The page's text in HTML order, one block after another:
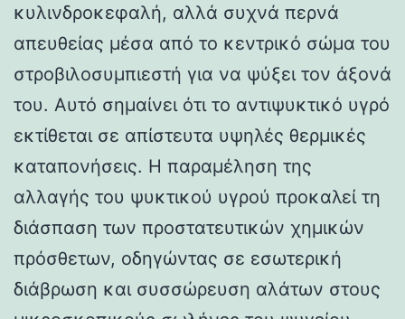
κυλινδροκεφαλή, αλλά συχνά περνά
απευθείας μέσα από το κεντρικό σώμα του
στροβιλοσυμπιεστή για να ψύξει τον άξονά
του. Αυτό σημαίνει ότι το αντιψυκτικό υγρό
εκτίθεται σε απίστευτα υψηλές θερμικές
καταπονήσεις. Η παραμέληση της
αλλαγής του ψυκτικού υγρού προκαλεί τη
διάσπαση των προστατευτικών χημικών
πρόσθετων, οδηγώντας σε εσωτερική
διάβρωση και συσσώρευση αλάτων στους